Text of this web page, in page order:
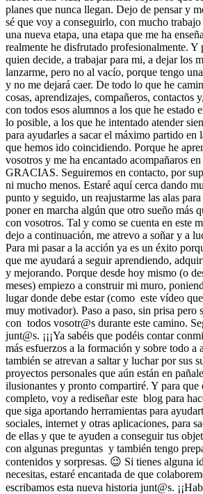
planes que nunca llegan. Dejo de pensar y
sé que voy a conseguirlo, con mucho
una nueva etapa, una etapa que me ha
realmente he disfrutado profesionalmente.
quien decide, a trabajar para mi, a dejar los
lanzarme, pero no al vacío, porque tengo
y no me dejará caer. De todo lo que he
cosas, aprendizajes, compañeros, contactos
con todos esos alumnos a los que he estado
lo posible, a los que he intentado atender
para ayudarles a sacar el máximo partido en
que hemos ido coincidiendo. Porque he
vosotros y me ha encantado acompañaros
GRACIAS. Seguiremos en contacto, por
ni mucho menos. Estaré aquí cerca dando
punto y seguido, un reajustarme las alas
poner en marcha algún que otro sueño más
con vosotros. Tal y como se cuenta en este
dejo a continuación, me atrevo a soñar y a
Para mi pasar a la acción ya es un éxito
que me ayudará a seguir aprendiendo,
y mejorando. Porque desde hoy mismo (o
meses) empiezo a construir mi muro,
lugar donde debe estar (como este vídeo
muy motivador). Paso a paso, sin prisa pero
con todos vosotr@s durante este camino.
junt@s. ¡¡¡Ya sabéis que podéis contar
más esfuerzos a la formación y sobre todo a
también se atrevan a saltar y luchar por sus
proyectos personales que aún están en
ilusionantes y pronto compartiré. Y para que
completo, voy a rediseñar este blog para
que siga aportando herramientas para
sociales, internet y otras aplicaciones, para
de ellas y que te ayuden a conseguir tus
con algunas preguntas y también tengo
contenidos y sorpresas. 😉 Si tienes alguna
necesitas, estaré encantada de que
escribamos esta nueva historia junt@s.